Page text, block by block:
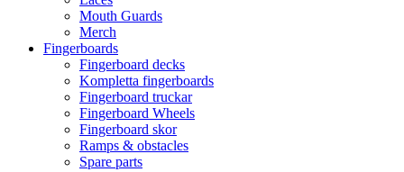
Mouth Guards
Merch
Fingerboards
Fingerboard decks
Kompletta fingerboards
Fingerboard truckar
Fingerboard Wheels
Fingerboard skor
Ramps & obstacles
Spare parts